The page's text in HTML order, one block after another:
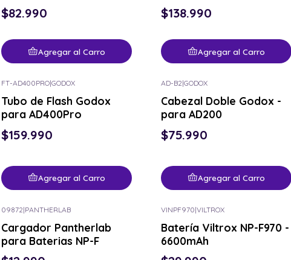
$82.990
Agregar al Carro
$138.990
Agregar al Carro
FT-AD400PRO|GODOX
Tubo de Flash Godox
para AD400Pro
$159.990
Agregar al Carro
AD-B2|GODOX
Cabezal Doble Godox -
para AD200
$75.990
Agregar al Carro
09872|PANTHERLAB
Cargador Pantherlab
para Baterias NP-F
VINPF970|VILTROX
Batería Viltrox NP-F970 -
6600mAh